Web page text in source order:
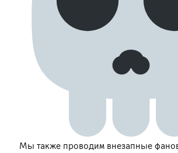
Мы также проводим внезапные